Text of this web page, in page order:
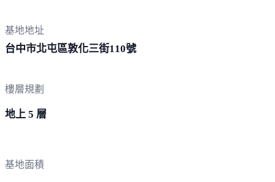
基地地址
台中市北屯區敦化三街110號
樓層規劃
地上 5 層
基地面積